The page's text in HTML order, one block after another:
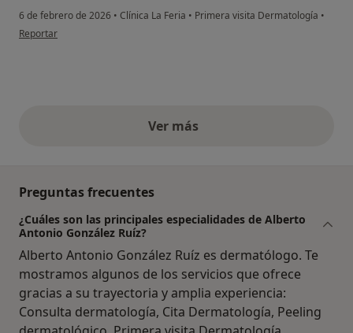
6 de febrero de 2026 • Clínica La Feria • Primera visita Dermatología •
en opinión del usuario Jose
Reportar
Ver másopiniones anteriores
Preguntas frecuentes
¿Cuáles son las principales especialidades de Alberto
Antonio González Ruíz?
Alberto Antonio González Ruíz es dermatólogo. Te
mostramos algunos de los servicios que ofrece
gracias a su trayectoria y amplia experiencia:
Consulta dermatología, Cita Dermatología, Peeling